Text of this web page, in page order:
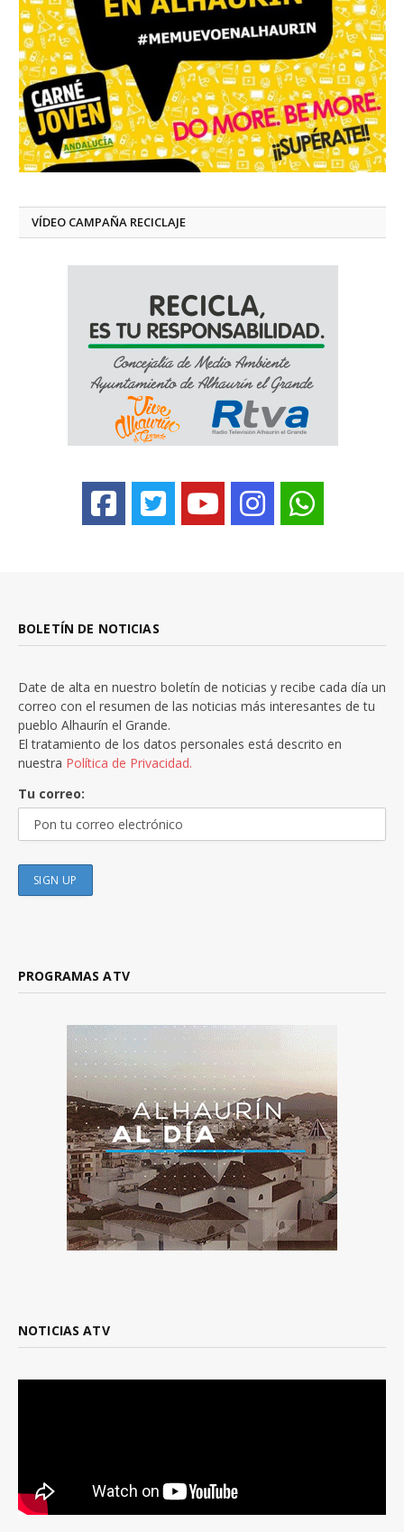
VÍDEO CAMPAÑA RECICLAJE
BOLETÍN DE NOTICIAS
Date de alta en nuestro boletín de noticias y recibe cada día un
correo con el resumen de las noticias más interesantes de tu
pueblo Alhaurín el Grande.
El tratamiento de los datos personales está descrito en
nuestra Política de Privacidad.
Tu correo:
PROGRAMAS ATV
NOTICIAS ATV